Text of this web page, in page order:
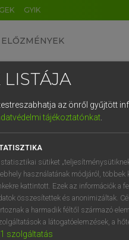
GYIK
ELŐZMÉNYEK
angol szótár
mn
hamis
ál
színlelt
fn
ál
LISTÁJA
az önről gyűjtött
tájékoztatónkat.
sütiket
használatának módjáról, többek
kattintott. Ezek az információk a
összesítettek és anonimizáltak.
a harmadik féltől származó
a látogatóelemzések, a
1 szolgáltatás
DE CN FR ES IT NL
1 2 3 4 5
q w e r
a s d f g
í y x c